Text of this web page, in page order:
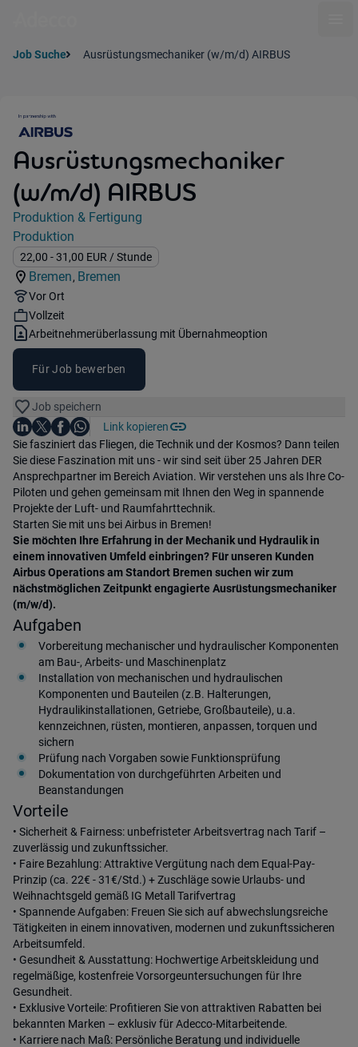
Job Suche Ausrüstungsmechaniker (w/m/d) AIRBUS
Ausrüstungsmechaniker
(w/m/d) AIRBUS
Jobdetails
Kategorie:
Produktion & Fertigung
Industry:
Produktion
Gehalt:
22,00 - 31,00 EUR / Stunde
Standorte:
Bremen,
Region:
Bremen
Remote Option:
Vor Ort
Workhours:
Vollzeit
Vertragsart:
Arbeitnehmerüberlassung mit Übernahmeoption
Für Job bewerben
Job speichern
Teile diesen Job
Auf LinkedIn teilen
Auf X teilen
Auf Facebook teilen
Auf WhatsApp teilen
Link kopieren
Einleitung
Sie fasziniert das Fliegen, die Technik und der Kosmos? Dann teilen
Sie diese Faszination mit uns - wir sind seit über 25 Jahren DER
Ansprechpartner im Bereich Aviation. Wir verstehen uns als Ihre Co-
Piloten und gehen gemeinsam mit Ihnen den Weg in spannende
Projekte der Luft- und Raumfahrttechnik.
Starten Sie mit uns bei Airbus in Bremen!
Sie möchten Ihre Erfahrung in der Mechanik und Hydraulik in
einem innovativen Umfeld einbringen? Für unseren Kunden
Airbus Operations am Standort Bremen suchen wir zum
nächstmöglichen Zeitpunkt engagierte Ausrüstungsmechaniker
(m/w/d).
Aufgaben
Vorbereitung mechanischer und hydraulischer Komponenten
am Bau-, Arbeits- und Maschinenplatz
Installation von mechanischen und hydraulischen
Komponenten und Bauteilen (z.B. Halterungen,
Hydraulikinstallationen, Getriebe, Großbauteile), u.a.
kennzeichnen, rüsten, montieren, anpassen, torquen und
sichern
Prüfung nach Vorgaben sowie Funktionsprüfung
Dokumentation von durchgeführten Arbeiten und
Beanstandungen
Vorteile
• Sicherheit & Fairness: unbefristeter Arbeitsvertrag nach Tarif –
zuverlässig und zukunftssicher.
• Faire Bezahlung: Attraktive Vergütung nach dem Equal-Pay-
Prinzip (ca. 22€ - 31€/Std.) + Zuschläge sowie Urlaubs- und
Weihnachtsgeld gemäß IG Metall Tarifvertrag
• Spannende Aufgaben: Freuen Sie sich auf abwechslungsreiche
Tätigkeiten in einem innovativen, modernen und zukunftssicheren
Arbeitsumfeld.
• Gesundheit & Ausstattung: Hochwertige Arbeitskleidung und
regelmäßige, kostenfreie Vorsorgeuntersuchungen für Ihre
Gesundheit.
• Exklusive Vorteile: Profitieren Sie von attraktiven Rabatten bei
bekannten Marken – exklusiv für Adecco-Mitarbeitende.
• Karriere nach Maß: Persönliche Beratung und individuelle